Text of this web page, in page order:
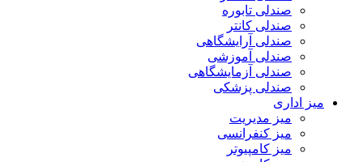
صندلی تابوره
صندلی کانتر
صندلی آرایشگاهی
صندلی آموزشی
صندلی آزمایشگاهی
صندلی پزشکی
میز اداری
میز مدیریت
میز کنفرانسی
میز کامپیوتر